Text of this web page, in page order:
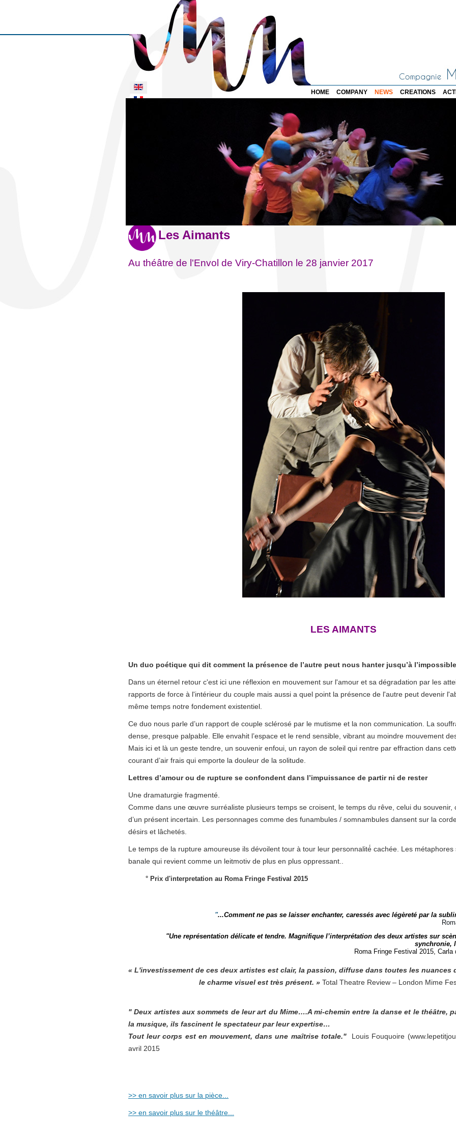
Select your language
HOME COMPANY NEWS CREATIONS
Les Aimants
Au théâtre de l'Envol de Viry-Chatillon le 28 janvier 2017
LES AIMANTS
Un duo poétique qui dit comment la présence de l’autre peut nous hanter jusqu’à
Dans un éternel retour c'est ici une réflexion en mouvement sur l'amour et sa dégradation par les
rapports de force à l'intérieur du couple mais aussi a quel point la présence de l'autre peut devenir
même temps notre fondement existentiel.
Ce duo nous parle d’un rapport de couple sclérosé par le mutisme et la non communication. La
dense, presque palpable. Elle envahit l’espace et le rend sensible, vibrant au moindre mouvement
Mais ici et là un geste tendre, un souvenir enfoui, un rayon de soleil qui rentre par effraction dans
courant d’air frais qui emporte la douleur de la solitude.
Lettres d’amour ou de rupture se confondent dans l’impuissance de partir ni de rester
Une dramaturgie fragmenté.
Comme dans une œuvre surréaliste plusieurs temps se croisent, le temps du rêve, celui du souvenir,
d’un présent incertain. Les personnages comme des funambules / somnambules dansent sur la
désirs et lâchetés.
Le temps de la rupture amoureuse ils dévoilent tour à tour leur personnalité́ cachée. Les
banale qui revient comme un leitmotiv de plus en plus oppressant..
° Prix d'interpretation au Roma Fringe Festival 2015
"...Comment ne pas se laisser enchanter, caressés avec légèreté par la
"Une représentation délicate et tendre. Magnifique l’interprétation des deux artistes sur
synchronie,
Roma Fringe Festival 2015,
« L'investissement de ces deux artistes est clair, la passion, diffuse dans toutes les nuances
le charme visuel est très présent. »Total Theatre Review – London Mime
" Deux artistes aux sommets de leur art du Mime….A mi-chemin entre la danse et le théâtre,
la musique, ils fascinent le spectateur par leur expertise…
Tout leur corps est en mouvement, dans une maîtrise totale." Louis Fouquoire
avril 2015
>> en savoir plus sur la pièce...
>> en savoir plus sur le théâtre...